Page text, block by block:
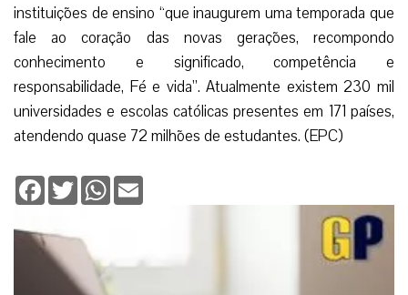
instituições de ensino “que inaugurem uma temporada que
fale ao coração das novas gerações, recompondo
conhecimento e significado, competência e
responsabilidade, Fé e vida”. Atualmente existem 230 mil
universidades e escolas católicas presentes em 171 países,
atendendo quase 72 milhões de estudantes. (EPC)
Facebook
TwitterWhatsApp